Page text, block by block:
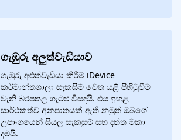
ගැඹුරු අලුත්වැඩියාව
ගැඹුරු අළුත්වැඩියා කිරීම iDevice
කර්මාන්තශාලා සැකසීම් වෙත යළි පිහිටුවීම
වැනි බරපතල ගැටළු විසඳයි. එය ඉහළ
සාර්ථකත්ව අනුපාතයක් ඇති නමුත් ඔබගේ
උපාංගයෙන් සියලු සැකසුම් සහ දත්ත මකා
දමයි.